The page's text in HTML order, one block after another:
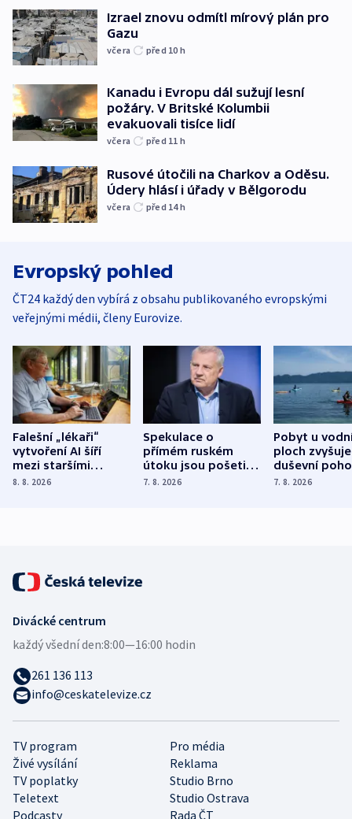
Izrael znovu odmítl mírový plán pro
Gazu
včera před 10 h
Kanadu i Evropu dál sužují lesní
požáry. V Britské Kolumbii
evakuovali tisíce lidí
včera před 11 h
Rusové útočili na Charkov a Oděsu.
Údery hlásí i úřady v Bělgorodu
včera před 14h
Evropský pohled
ČT24 každý den vybírá z obsahu publikovaného evropskými
veřejnými médii, členy Eurovize.
Falešní „lékaři“
vytvoření AI šíří
mezi staršími
Poláky nebezpečné
8. 8. 2026
Spekulace o
přímém ruském
útoku jsou pošetilé,
míní estonský
7. 8. 2026
Pobyt u
ploch zvyšuje
duševní
ukázala
7. 8. 2026
TV program
Pro média
Živé vysílání
Reklama
TV poplatky
Studio Brno
Teletext
Studio Ostrava
Podcasty
Rada ČT
Divácké centrum
každý všední den:8:00—16:00 hodin
261 136 113
info@ceskatelevize.cz